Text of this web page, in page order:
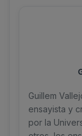
Guillem
ensayista y
por la